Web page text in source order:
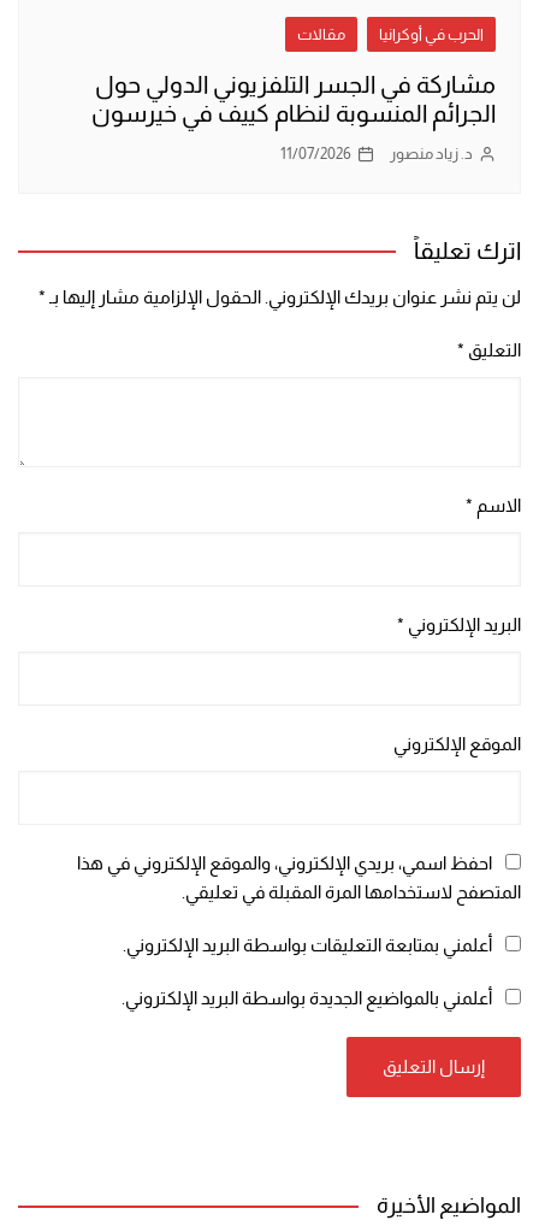
الحرب في أوكرانيا مقالات
مشاركة في الجسر التلفزيوني الدولي حول
الجرائم المنسوبة لنظام كييف في خيرسون
د. زياد منصور 11/07/2026
اترك تعليقاً
لن يتم نشر عنوان بريدك الإلكتروني. الحقول الإلزامية مشار إليها بـ *
التعليق *
الاسم *
البريد الإلكتروني *
الموقع الإلكتروني
احفظ اسمي، بريدي الإلكتروني، والموقع الإلكتروني في هذا
المتصفح لاستخدامها المرة المقبلة في تعليقي.
أعلمني بمتابعة التعليقات بواسطة البريد الإلكتروني.
أعلمني بالمواضيع الجديدة بواسطة البريد الإلكتروني.
المواضيع الأخيرة